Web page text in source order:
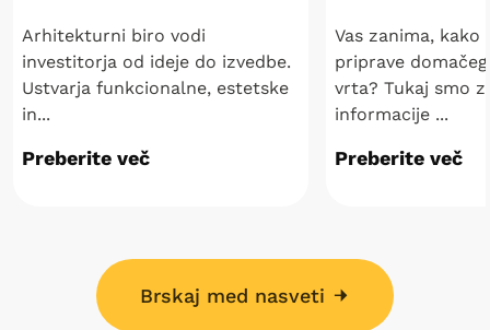
Arhitekturni biro vodi
investitorja od ideje do izvedbe.
Ustvarja funkcionalne, estetske
in...
Preberite več
Vas zanima,
priprave
vrta? Tukaj smo
informacije ...
Preberite več
Brskaj med nasveti